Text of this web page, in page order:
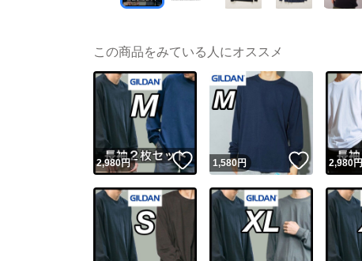
この商品をみている人にオススメ
2,980円 いいね！
1,580円 いいね！
2,980円